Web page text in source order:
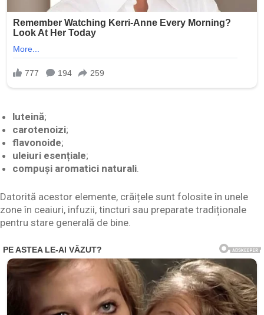
luteină;
carotenoizi;
flavonoide;
uleiuri esențiale;
compuși aromatici naturali.
Datorită acestor elemente, crăițele sunt folosite în unele
zone în ceaiuri, infuzii, tincturi sau preparate tradiționale
pentru stare generală de bine.